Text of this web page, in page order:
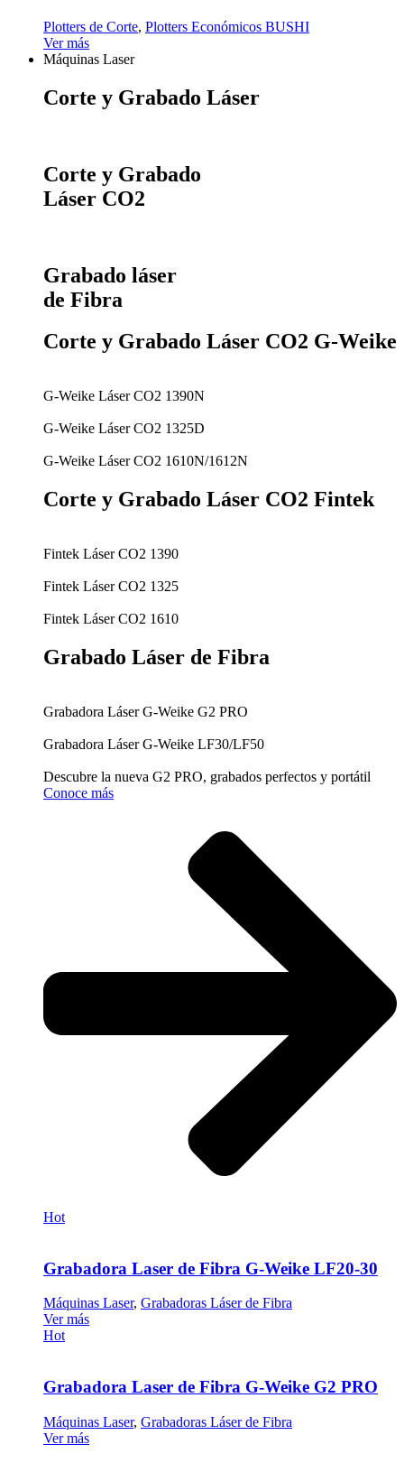
Plotters de Corte, Plotters Económicos BUSHI
Ver más
Máquinas Laser
Corte y Grabado Láser
Corte y Grabado
Láser CO2
Grabado láser
de Fibra
Corte y Grabado Láser CO2 G-Weike
G-Weike Láser CO2 1390N
G-Weike Láser CO2 1325D
G-Weike Láser CO2 1610N/1612N
Corte y Grabado Láser CO2 Fintek
Fintek Láser CO2 1390
Fintek Láser CO2 1325
Fintek Láser CO2 1610
Grabado Láser de Fibra
Grabadora Láser G-Weike G2 PRO
Grabadora Láser G-Weike LF30/LF50
Descubre la nueva G2 PRO, grabados perfectos y portátil
Conoce más
Hot
Grabadora Laser de Fibra G-Weike LF20-30
Máquinas Laser, Grabadoras Láser de Fibra
Ver más
Hot
Grabadora Laser de Fibra G-Weike G2 PRO
Máquinas Laser, Grabadoras Láser de Fibra
Ver más